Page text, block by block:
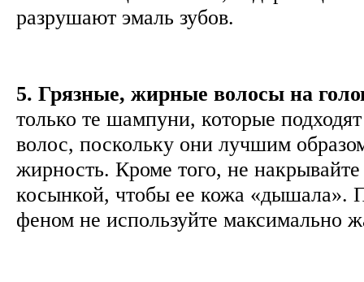
разрушают эмаль зубов.
5. Грязные, жирные волосы на
только те шампуни, которые
волос, поскольку они лучшим
жирность. Кроме того, не
косынкой, чтобы ее кожа «дышала».
феном не используйте максимально